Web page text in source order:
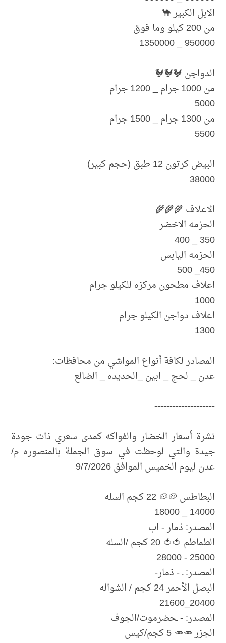
الابل الكبير 🐪
من 200 كيلو وما فوق
950000 _ 1350000
الدواجن 🐓🐓🐓
من 1000 جرام _ 1200 جرام
5000
من 1300 جرام _ 1500 جرام
5500
البيض كرتون 12 طبق (حجم كبير)
38000
الاعلاف 🌾🌾🌾
الحزمه الاخضر
350 _ 400
الحزمه اليابس
450_ 500
اعلاف مطحون مركزه للكيلو جرام
1000
اعلاف دواجن الكيلو جرام
1300
المصادر لكافة أنواع المواشي من محافظات:
عدن _ لحج _ ابين _الحديده _ الضالع
--------------------
نشرة أسعار الخضار والفواكه كمدى سعري ذات جودة
جيدة والتي لوحظت في سوق الجملة بالمنصوره م/
عدن ليوم الخميس الموافق 9/7/2026
البطاطس 🥔🥔 22 كجم السله
14000 _ 18000
المصدر: ذمار - اب
الطماطم 🍅🍅 20 كجم /السله
25000 - 28000
المصدر: ـ - ذمار-
البصل الأحمر 24 كجم / الشواله
20400_21600
المصدر: - ـحضرموت/الجوف
الجزر 🥕🥕 5 كجم/كيس